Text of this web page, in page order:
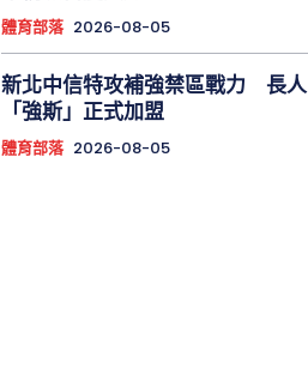
體育部落 2026-08-05
新北中信特攻補強禁區戰力 長人
「強斯」正式加盟
體育部落 2026-08-05